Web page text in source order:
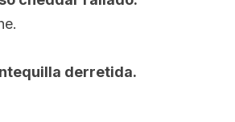
derretida.